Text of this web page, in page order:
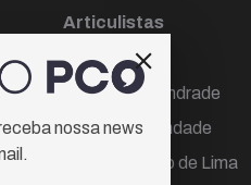
Articulistas
Décio Freire
Dr Marcos Andrade
Hamilton Trindade
Igor Carvalho de Lima
nossa news